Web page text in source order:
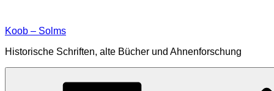
springen
Koob – Solms
Historische Schriften, alte Bücher und Ahnenforschung